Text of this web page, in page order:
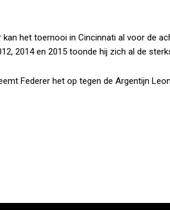
kan het toernooi in Cincinnati al voor de
2014 en 2015 toonde hij zich al de
Federer het op tegen de Argentijn